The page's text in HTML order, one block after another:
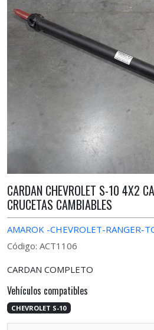
CARDAN CHEVROLET S-10 4X2
CRUCETAS CAMBIABLES
AMAROK -CHEVROLET-RANGER-
Código: ACT1106
CARDAN COMPLETO
Vehículos compatibles
CHEVROLET S-10